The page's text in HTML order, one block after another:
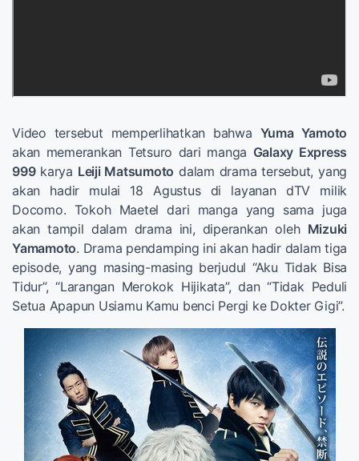
Video tersebut memperlihatkan bahwa Yuma Yamoto
akan memerankan Tetsuro dari manga Galaxy Express
999karya Leiji Matsumoto dalam drama tersebut, yang
akan hadir mulai 18 Agustus di layanan dTV milik
Docomo. Tokoh Maetel dari manga yang sama juga
akan tampil dalam drama ini, diperankan oleh Mizuki
Yamamoto. Drama pendamping ini akan hadir dalam tiga
episode, yang masing-masing berjudul “Aku Tidak Bisa
Tidur”, “Larangan Merokok Hijikata”, dan “Tidak Peduli
Setua Apapun Usiamu Kamu benci Pergi ke Dokter Gigi”.